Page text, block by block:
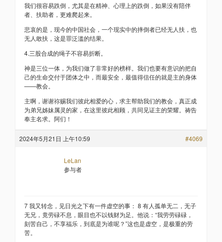
我们很容易跌倒，尤其是在精神、心理上的跌倒，如果没有陪伴
者、扶助者，更难爬起来。
悲哀的是，现今的中国社会，一个现实中的摔倒者已经无人扶，也
无人敢扶，这是罪泛滥的结果。
4.三股合成的绳子不容易折断。
神是三位一体，为我们做了非常好的榜样。我们也要有意识的把自
己的生命交付于团体之中，而最安全，最值得信任的就是主的身体
——教会。
主啊，谢谢祢赐我们彼此相爱的心，求主帮助我们的教会，真正成
为弟兄姊妹属灵的家，在这里彼此相顾，共同见证主的荣耀。祷告
奉主名求。阿们！
2024年5月21日 上午10:59 #4069
LeLan
参与者
7 我又转念，见日光之下有一件虚空的事： 8 有人孤单无二，无子
无兄，竟劳碌不息，眼目也不以钱财为足。他说：“我劳劳碌碌，
刻苦自己，不享福乐，到底是为谁呢？”这也是虚空，是极重的劳
苦。